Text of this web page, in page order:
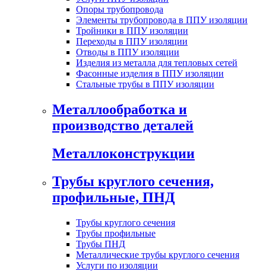
Опоры трубопровода
Элементы трубопровода в ППУ изоляции
Тройники в ППУ изоляции
Переходы в ППУ изоляции
Отводы в ППУ изоляции
Изделия из металла для тепловых сетей
Фасонные изделия в ППУ изоляции
Стальные трубы в ППУ изоляции
Металлообработка и
производство деталей
Металлоконструкции
Трубы круглого сечения,
профильные, ПНД
Трубы круглого сечения
Трубы профильные
Трубы ПНД
Металлические трубы круглого сечения
Услуги по изоляции